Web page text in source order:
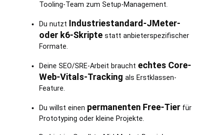
Tooling-Team zum Setup-Management.
Du nutzt Industriestandard-JMeter-
oder k6-Skriptestatt anbieterspezifischer
Formate.
Deine SEO/SRE-Arbeit braucht echtes Core-
Web-Vitals-Tracking als Erstklassen-
Feature.
Du willst einen permanenten Free-Tierfür
Prototyping oder kleine Projekte.